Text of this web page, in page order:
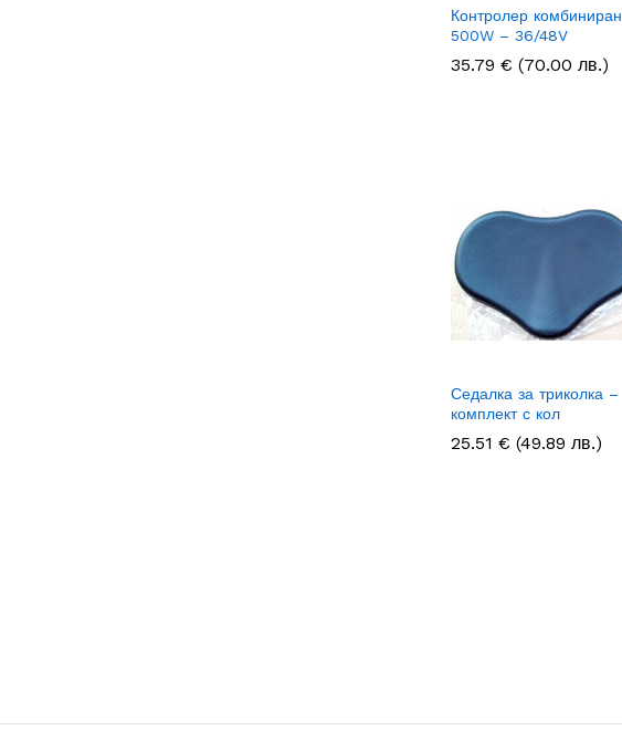
Контролер комбиниран
500W – 36/48V
35.79 € (70.00 лв.)
35.79 €
Седалка за триколка –
комплект с кол
25.51 € (49.89 лв.)
25.51 €